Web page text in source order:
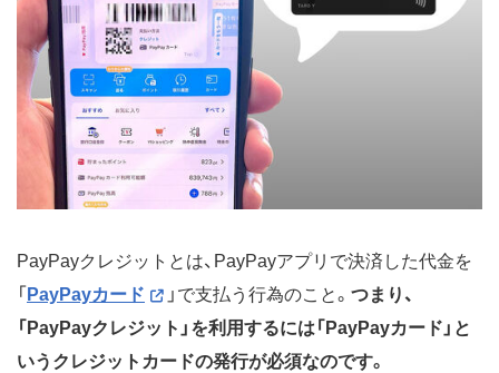
PayPayクレジットとは、PayPayアプリで決済した代金を
「 PayPayカード 」で支払う行為のこと。つまり、
「PayPayクレジット」を利用するには「PayPayカード」と
いうクレジットカードの発行が必須なのです。